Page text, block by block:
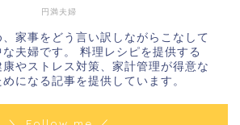
円満夫婦
家事をどう言い訳しながらこなして
夫婦です。 料理レシピを提供する
康やストレス対策、家計管理が得意な
めになる記事を提供しています。